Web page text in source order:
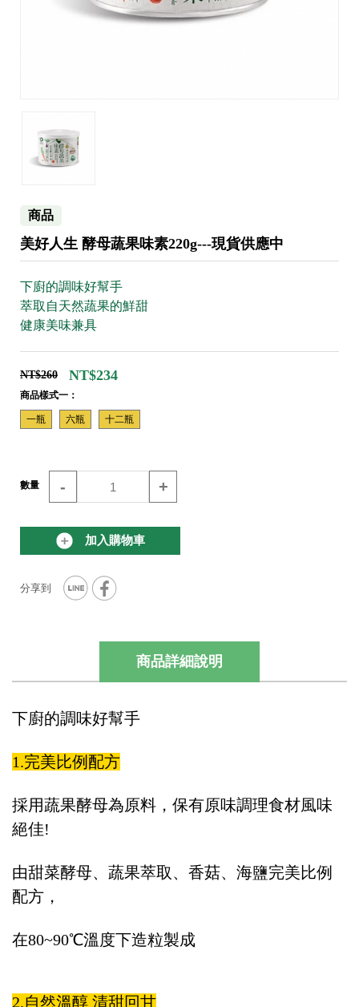
商品
美好人生 酵母蔬果味素220g---現貨供應中
下廚的調味好幫手
萃取自天然蔬果的鮮甜
健康美味兼具
NT$260 NT$234
商品樣式一：
一瓶 六瓶 十二瓶
數量 - +
加入購物車
商品詳細說明
下廚的調味好幫手
1.完美比例配方
採用蔬果酵母為原料，保有原味調理食材風味
絕佳!
由甜菜酵母、蔬果萃取、香菇、海鹽完美比例
配方，
在80~90℃溫度下造粒製成
2.自然溫醇 清甜回甘